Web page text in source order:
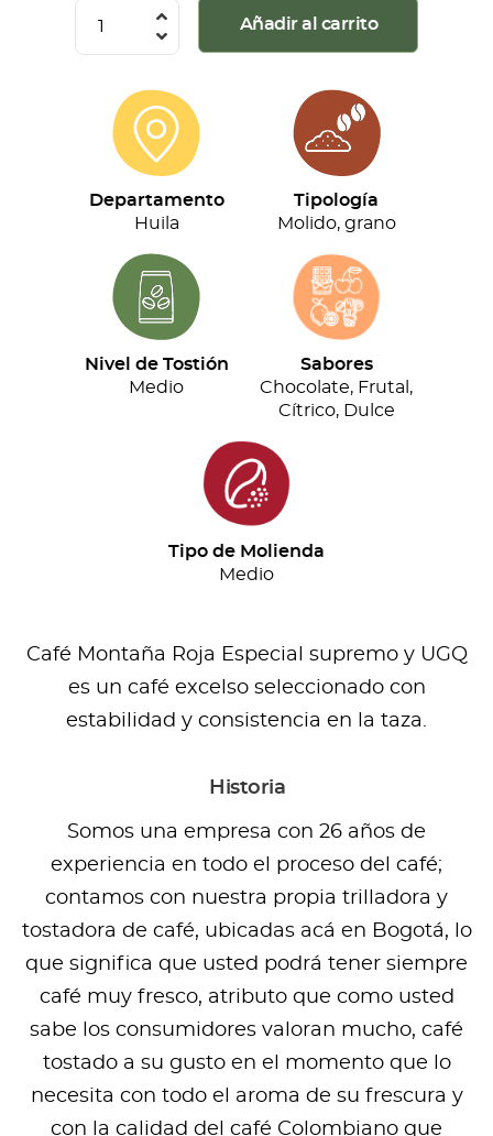
Especial
(500g)
cantidad
Añadir al carrito
Departamento
Huila
Tipología
Molido, grano
Nivel de Tostión
Medio
Sabores
Chocolate, Frutal,
Cítrico, Dulce
Tipo de Molienda
Medio
Café Montaña Roja Especial supremo y UGQ
es un café excelso seleccionado con
estabilidad y consistencia en la taza.
Historia
Somos una empresa con 26 años de
experiencia en todo el proceso del café;
contamos con nuestra propia trilladora y
tostadora de café, ubicadas acá en Bogotá, lo
que significa que usted podrá tener siempre
café muy fresco, atributo que como usted
sabe los consumidores valoran mucho, café
tostado a su gusto en el momento que lo
necesita con todo el aroma de su frescura y
con la calidad del café Colombiano que